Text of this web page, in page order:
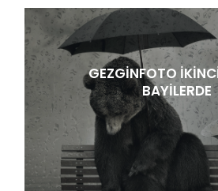
GEZGINFOTO
BAYILERDE